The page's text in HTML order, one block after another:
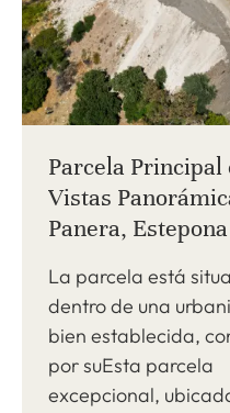
Parcela Principal
Vistas
Panera, Estepona
La parcela está
dentro de una
bien establecida,
por suEsta parcela
excepcional,